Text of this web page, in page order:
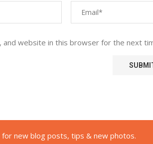
and website in this browser for the next
new blog posts, tips & new photos.